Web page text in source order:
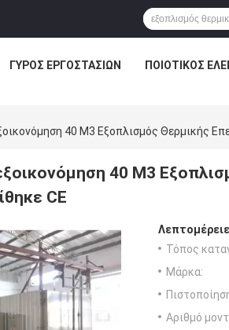
ΓΎΡΟΣ ΕΡΓΟΣΤΑΣΊΩΝ ΠΟΙΟΤΙΚΌΣ
40 M3 Εξοπλισμός Θερμικής
40 M3
CE
Τόπος
Μάρκα:
Αριθμό